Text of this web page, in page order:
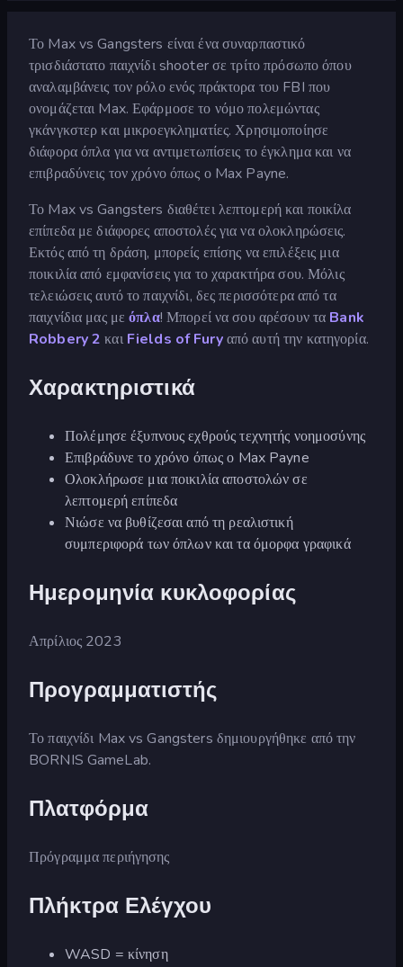
Το Max vs Gangsters είναι ένα συναρπαστικό
τρισδιάστατο παιχνίδι shooter σε τρίτο πρόσωπο όπου
αναλαμβάνεις τον ρόλο ενός πράκτορα του FBI που
ονομάζεται Max. Εφάρμοσε το νόμο πολεμώντας
γκάνγκστερ και μικροεγκληματίες. Χρησιμοποίησε
διάφορα όπλα για να αντιμετωπίσεις το έγκλημα και να
επιβραδύνεις τον χρόνο όπως ο Max Payne.
Το Max vs Gangsters διαθέτει λεπτομερή και ποικίλα
επίπεδα με διάφορες αποστολές για να ολοκληρώσεις.
Εκτός από τη δράση, μπορείς επίσης να επιλέξεις μια
ποικιλία από εμφανίσεις για το χαρακτήρα σου. Μόλις
τελειώσεις αυτό το παιχνίδι, δες περισσότερα από τα
παιχνίδια μας μεόπλα! Μπορεί να σου αρέσουν τα Bank
Robbery 2 και Fields of Furyαπό αυτή την κατηγορία.
Χαρακτηριστικά
Πολέμησε έξυπνους εχθρούς τεχνητής νοημοσύνης
Επιβράδυνε το χρόνο όπως ο Max Payne
Ολοκλήρωσε μια ποικιλία αποστολών σε
λεπτομερή επίπεδα
Νιώσε να βυθίζεσαι από τη ρεαλιστική
συμπεριφορά των όπλων και τα όμορφα γραφικά
Ημερομηνία κυκλοφορίας
Απρίλιος 2023
Προγραμματιστής
Το παιχνίδι Max vs Gangsters δημιουργήθηκε από την
BORNIS GameLab.
Πλατφόρμα
Πρόγραμμα περιήγησης
Πλήκτρα Ελέγχου
WASD = κίνηση